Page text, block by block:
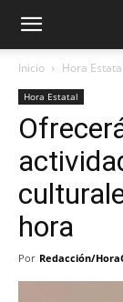
Inicio Hora Estatal
Hora Estatal
hora
Por Redacción/